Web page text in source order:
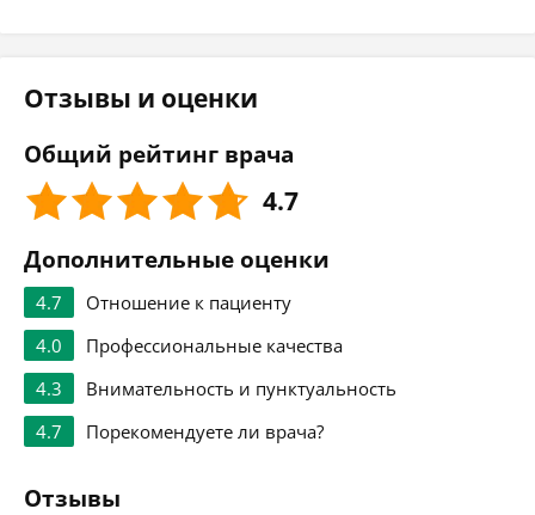
Отзывы и оценки
Общий рейтинг врача
4.7
Дополнительные оценки
4.7
Отношение к пациенту
4.0
Профессиональные качества
4.3
Внимательность и пунктуальность
4.7
Порекомендуете ли врача?
Отзывы